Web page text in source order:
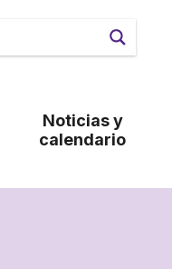
Noticias y
calendario